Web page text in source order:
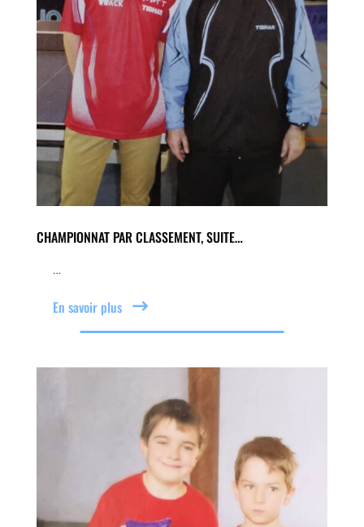
CHAMPIONNAT PAR CLASSEMENT, SUITE…
En savoir plus